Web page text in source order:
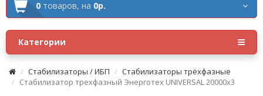
0 товаров, на 0р.
Категории
Стабилизаторы / ИБП
Стабилизаторы трёхфазные
Стабилизатор трехфазный Энерготех UNIVERSAL 20000х3